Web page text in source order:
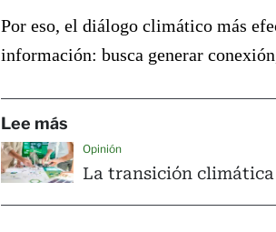
Por eso, el diálogo climático más
información: busca generar
Lee más
Opinión
La transición